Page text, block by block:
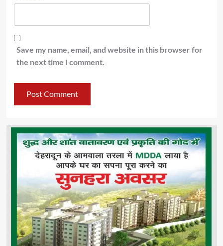
Save my name, email, and website in this browser for
the next time I comment.